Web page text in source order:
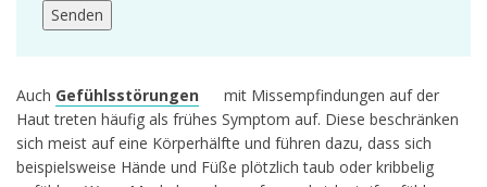
Senden
Auch Gefühlsstörungen
mit Missempfindungen auf der
Haut treten häufig als frühes Symptom auf. Diese beschränken
sich meist auf eine Körperhälfte und führen dazu, dass sich
beispielsweise Hände und Füße plötzlich taub oder kribbelig